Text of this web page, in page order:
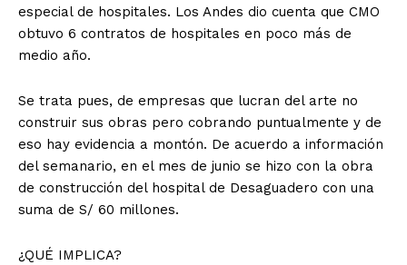
especial de hospitales. Los Andes dio cuenta que CMO
obtuvo 6 contratos de hospitales en poco más de
medio año.
Se trata pues, de empresas que lucran del arte no
construir sus obras pero cobrando puntualmente y de
eso hay evidencia a montón. De acuerdo a información
del semanario, en el mes de junio se hizo con la obra
de construcción del hospital de Desaguadero con una
suma de S/ 60 millones.
¿QUÉ IMPLICA?